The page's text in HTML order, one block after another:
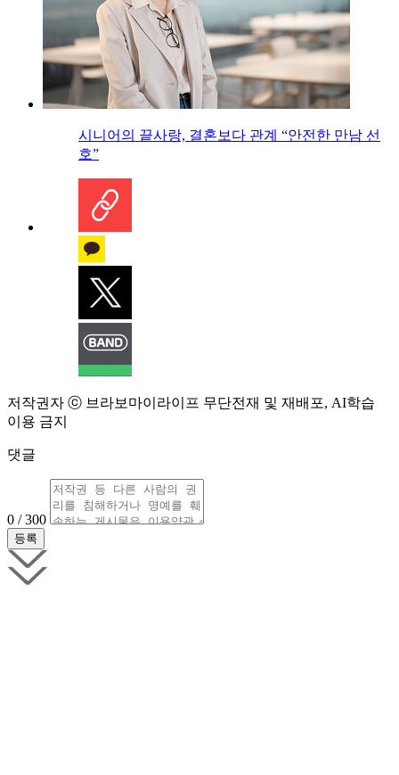
시니어의 끝사랑, 결혼보다 관계 “안전한 만남 선
호”
저작권자 ⓒ 브라보마이라이프 무단전재 및 재배포, AI학습
이용 금지
댓글
0 / 300